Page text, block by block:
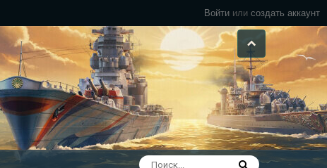
Войти или создать аккаунт